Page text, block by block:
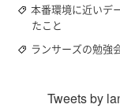
本番環境に近いデ
たこと
ランサーズの勉強
Tweets by